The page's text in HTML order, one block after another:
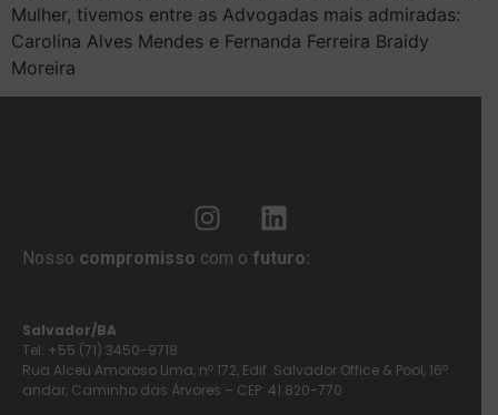
Mulher, tivemos entre as Advogadas mais admiradas:
Carolina Alves Mendes e Fernanda Ferreira Braidy
Moreira
Nosso compromisso com o futuro:
Salvador/BA
Tel: +55 (71) 3450-9718
Rua Alceu Amoroso Lima, nº 172, Edif. Salvador Office & Pool, 16º
andar, Caminho das Árvores – CEP: 41.820-770